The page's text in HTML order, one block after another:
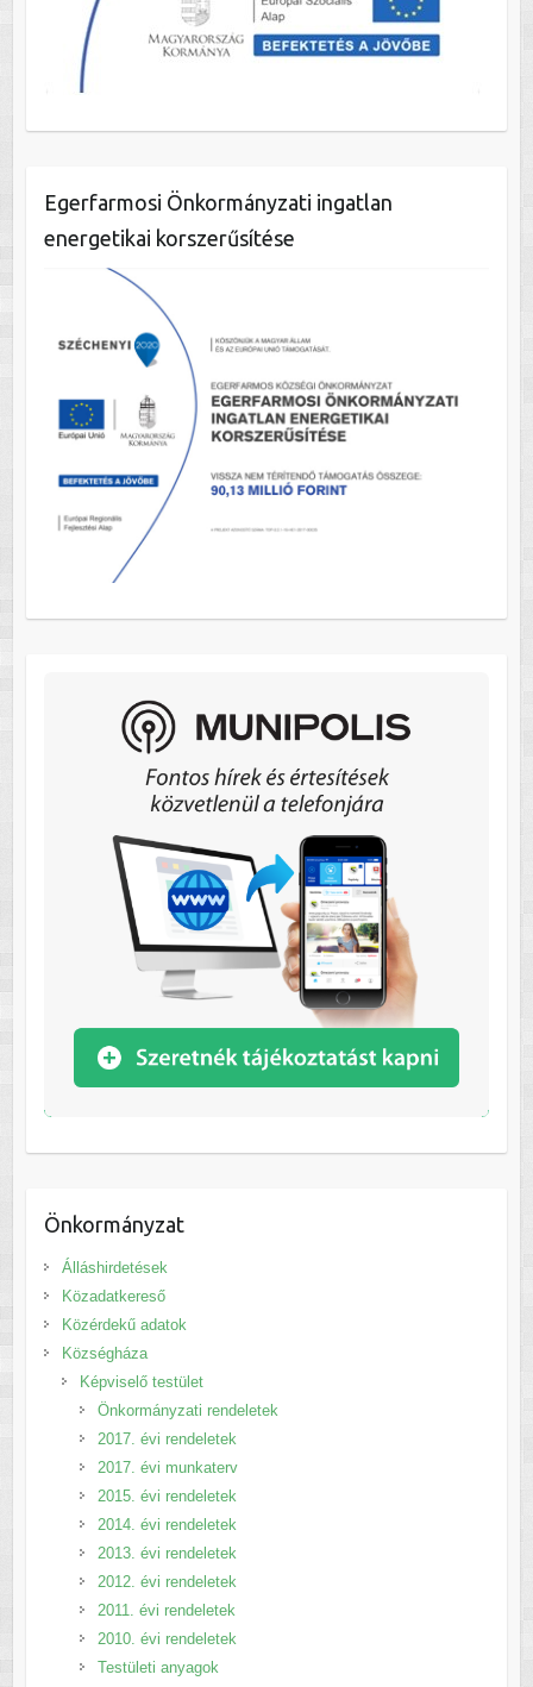
Egerfarmosi Önkormányzati ingatlan
energetikai korszerűsítése
Önkormányzat
Álláshirdetések
Közadatkereső
Közérdekű adatok
Községháza
Képviselő testület
Önkormányzati rendeletek
2017. évi rendeletek
2017. évi munkaterv
2015. évi rendeletek
2014. évi rendeletek
2013. évi rendeletek
2012. évi rendeletek
2011. évi rendeletek
2010. évi rendeletek
Testületi anyagok